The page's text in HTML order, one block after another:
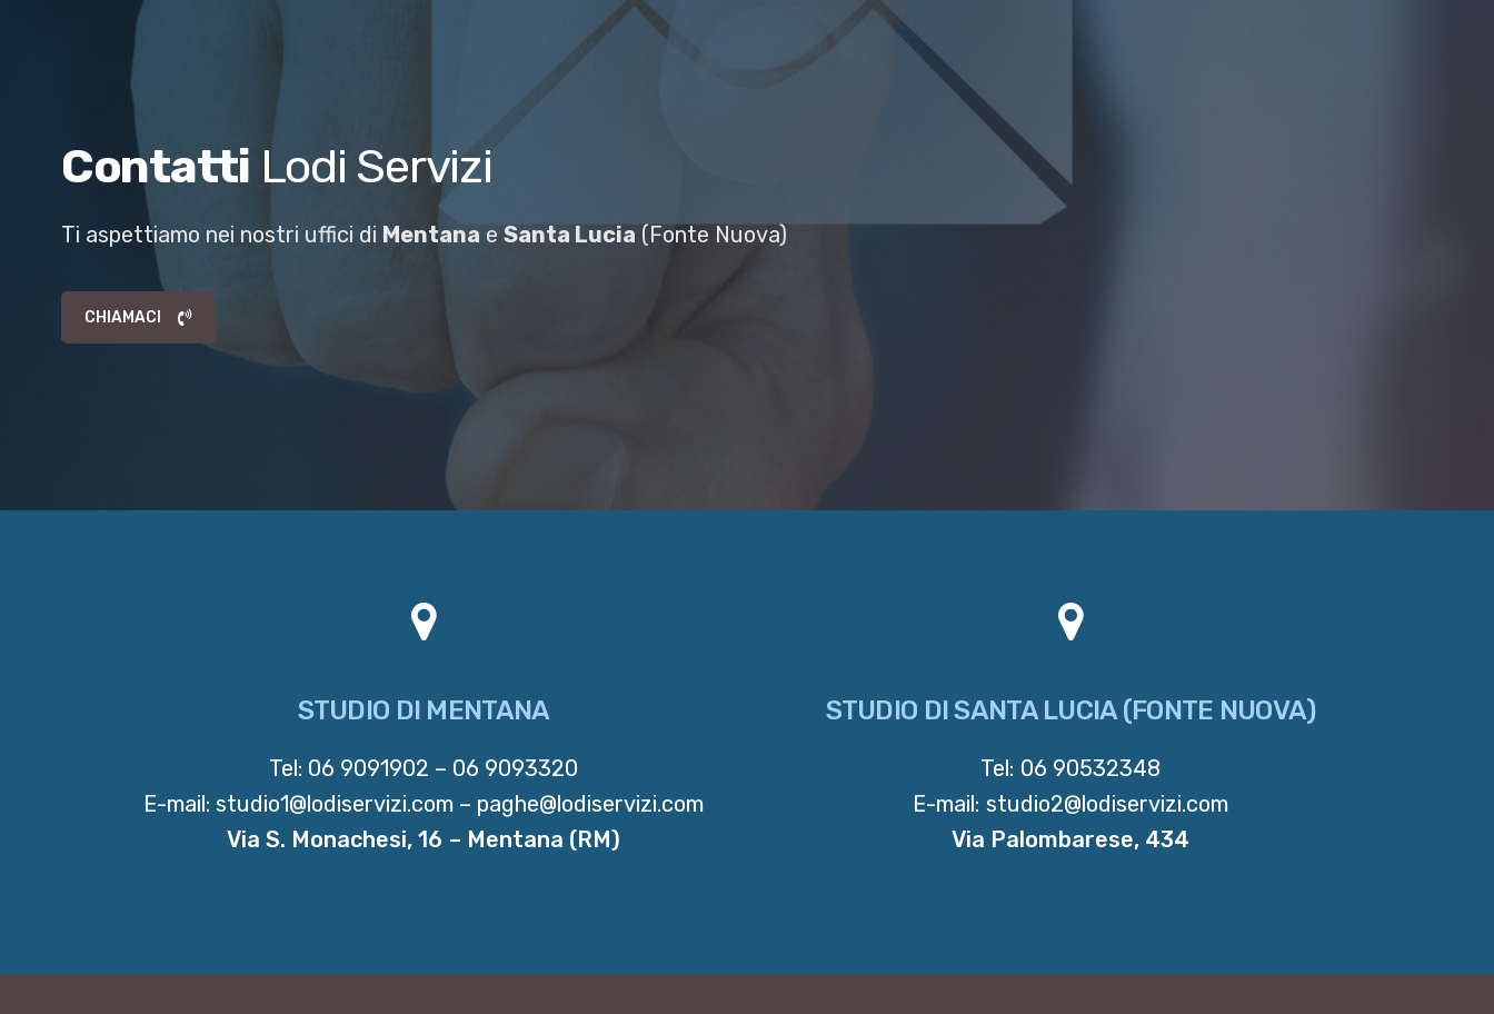
Contatti Lodi Servizi
Ti aspettiamo nei nostri uffici di Mentana eSanta Lucia (Fonte Nuova)
CHIAMACI
STUDIO DI MENTANA
Tel: 06 9091902 – 06 9093320
E-mail: studio1@lodiservizi.com – paghe@lodiservizi.com
Via S. Monachesi, 16 – Mentana (RM)
STUDIO DI SANTA LUCIA (FONTE NUOVA)
Tel: 06 90532348
E-mail: studio2@lodiservizi.com
Via Palombarese, 434